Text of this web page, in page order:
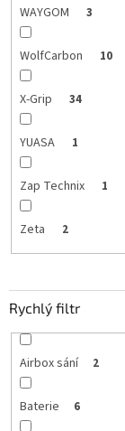
WAYGOM 3
WolfCarbon 10
X-Grip 34
YUASA 1
Zap Technix 1
Zeta 2
Rychlý filtr
Airbox sání 2
Baterie 6